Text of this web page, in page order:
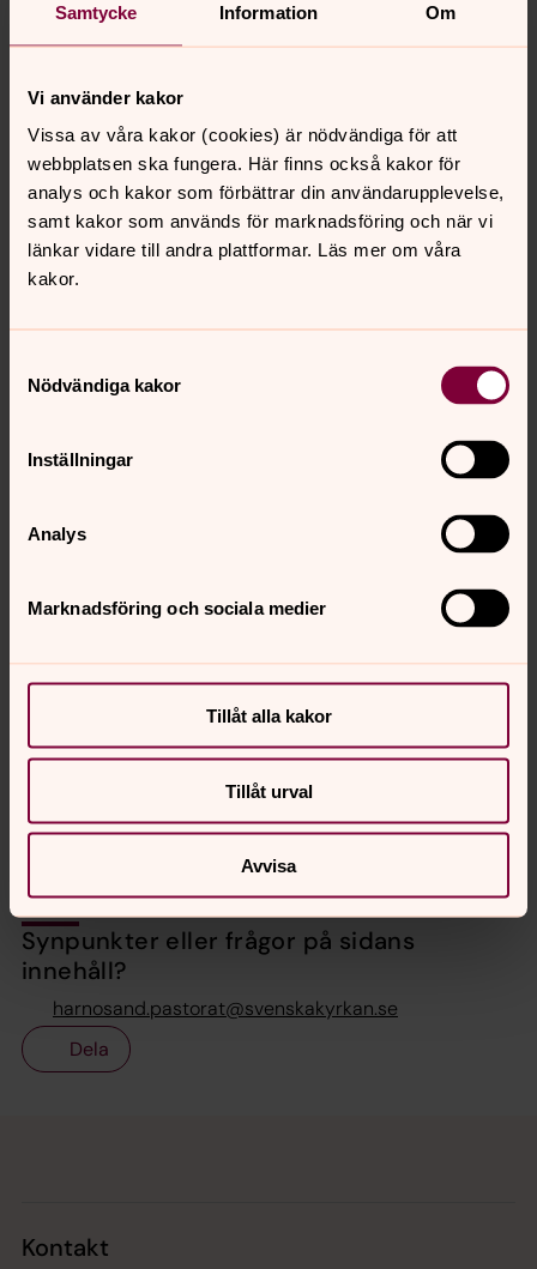
Samtycke Information Om
Vi använder kakor
Vissa av våra kakor (cookies) är nödvändiga för att
webbplatsen ska fungera. Här finns också kakor för
analys och kakor som förbättrar din användarupplevelse,
samt kakor som används för marknadsföring och när vi
länkar vidare till andra plattformar. Läs mer om våra
kakor.
Nödvändiga kakor
Inställningar
Analys
Marknadsföring och sociala medier
Tillåt alla kakor
Tillåt urval
Avvisa
Liten
Boka in i kalendern! 7 september kl 9-13. Vi bjuder på
lunch. Program kommer. Anmälan öppnar 17/8.
Arbetsledande församlingspedagog, Svenska
Direkt:0611-288 32Växel:0611-288 00
christina.s.nilsson@svenskakyrkan.se
Synpunkter eller frågor på sidans
innehåll?
harnosand.pastorat@svenskakyrkan.se
Dela
Kontakt